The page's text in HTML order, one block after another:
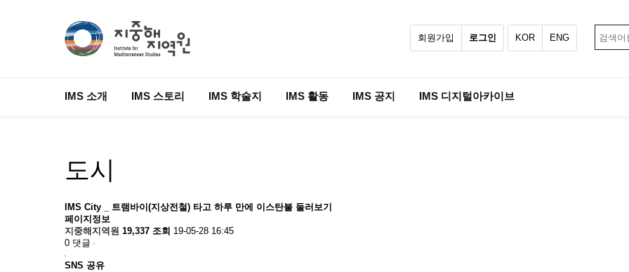
회원가입 로그인 KOR ENG
IMS 소개 IMS 스토리 IMS 학술지 IMS 활동 IMS 공지 IMS 디지털아카이브
도시
IMS City _ 트램바이(지상전철) 타고 하루 만에 이스탄불 둘러보기
페이지정보
지중해지역원 19,337 조회 19-05-28 16:45
0 댓글
SNS 공유